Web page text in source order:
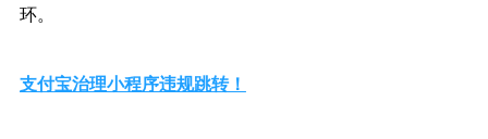
环。
支付宝治理小程序违规跳转！